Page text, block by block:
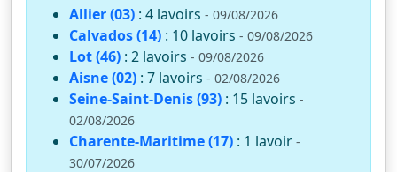
Allier (03) : 4 lavoirs - 09/08/2026
Calvados (14) : 10 lavoirs - 09/08/2026
Lot (46) : 2 lavoirs - 09/08/2026
Aisne (02) : 7 lavoirs - 02/08/2026
Seine-Saint-Denis (93) : 15 lavoirs -
02/08/2026
Charente-Maritime (17) : 1 lavoir -
30/07/2026